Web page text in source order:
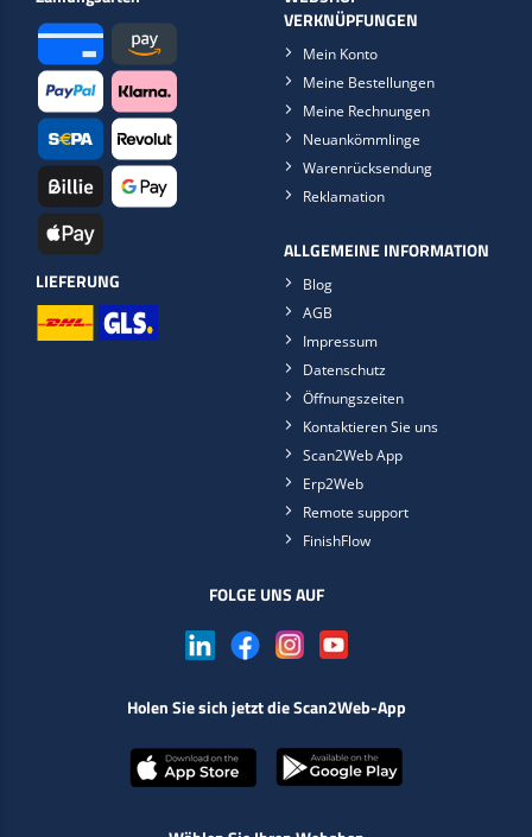
LIEFERUNG
VERKNÜPFUNGEN
Mein Konto
Meine Bestellungen
Meine Rechnungen
Neuankömmlinge
Warenrücksendung
Reklamation
ALLGEMEINE INFORMATION
Blog
AGB
Impressum
Datenschutz
Öffnungszeiten
Kontaktieren Sie uns
Scan2Web App
Erp2Web
Remote support
FinishFlow
FOLGE UNS AUF
Holen Sie sich jetzt die Scan2Web-App